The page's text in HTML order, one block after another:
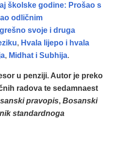
školske godine: Prošao s
odličnim
svoje i druga
, Hvala lijepo i hvala
, Midhat i Subhija.
u penziji. Autor je preko
radova te sedamnaest
pravopis, Bosanski
standardnoga